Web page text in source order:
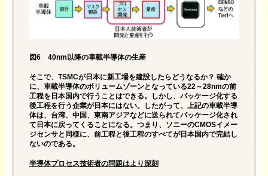
図6 40nm以降の車載半導体の生産
そこで、TSMCが日本に新工場を建設したらどうなるか？ 確か
に、車載半導体のボリュームゾーンとなっている22～28nmの前
工程を日本国内で行うことはできる。しかし、パッケージ化する
後工程を行う企業が日本にはない。したがって、上記の車載半導
体は、台湾、中国、東南アジアなどに送られてパッケージ化され
て日本に戻ってくることになる。つまり、ソニーのCMOSイメー
ジセンサと同様に、前工程と後工程のすべてが日本国内で完結し
ないのである。
半導体プロセス技術者の問題はより深刻